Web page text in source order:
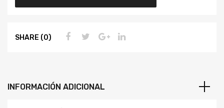
SHARE (0)
INFORMACIÓN ADICIONAL